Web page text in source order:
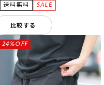
比較する
24%OFF